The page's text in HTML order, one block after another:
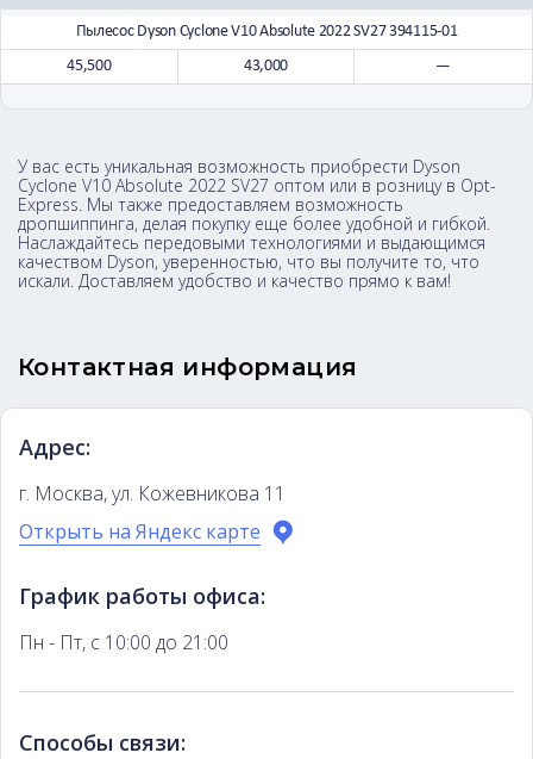
Пылесос Dyson Cyclone V10 Absolute 2022 SV27 394115-01
45,500
43,000 —
У вас есть уникальная возможность приобрести Dyson
Cyclone V10 Absolute 2022 SV27 оптом или в розницу в Opt-
Express. Мы также предоставляем возможность
дропшиппинга, делая покупку еще более удобной и гибкой.
Наслаждайтесь передовыми технологиями и выдающимся
качеством Dyson, уверенностью, что вы получите то, что
искали. Доставляем удобство и качество прямо к вам!
Контактная информация
Адрес:
г. Москва, ул. Кожевникова 11
Открыть на Яндекс карте
График работы офиса:
Пн - Пт, с 10:00 до 21:00
Способы связи: